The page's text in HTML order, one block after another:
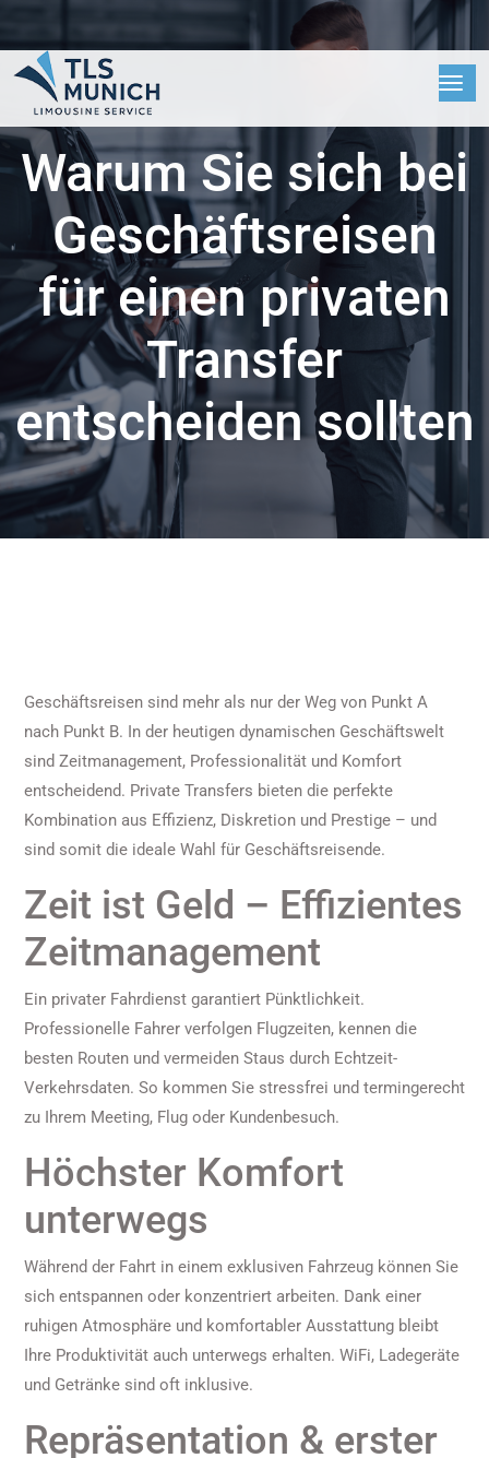
Warum Sie sich bei
Geschäftsreisen
für einen privaten
Transfer
entscheiden sollten
Geschäftsreisen sind mehr als nur der Weg von Punkt A
nach Punkt B. In der heutigen dynamischen Geschäftswelt
sind Zeitmanagement, Professionalität und Komfort
entscheidend. Private Transfers bieten die perfekte
Kombination aus Effizienz, Diskretion und Prestige – und
sind somit die ideale Wahl für Geschäftsreisende.
Zeit ist Geld – Effizientes
Zeitmanagement
Ein privater Fahrdienst garantiert Pünktlichkeit.
Professionelle Fahrer verfolgen Flugzeiten, kennen die
besten Routen und vermeiden Staus durch Echtzeit-
Verkehrsdaten. So kommen Sie stressfrei und termingerecht
zu Ihrem Meeting, Flug oder Kundenbesuch.
Höchster Komfort
unterwegs
Während der Fahrt in einem exklusiven Fahrzeug können Sie
sich entspannen oder konzentriert arbeiten. Dank einer
ruhigen Atmosphäre und komfortabler Ausstattung bleibt
Ihre Produktivität auch unterwegs erhalten. WiFi, Ladegeräte
und Getränke sind oft inklusive.
Repräsentation & erster